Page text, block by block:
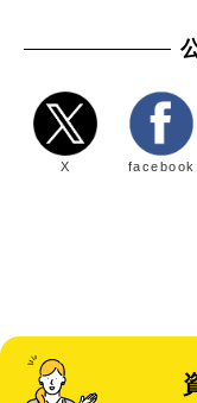
X facebook